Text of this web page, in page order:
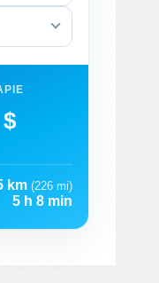
km (226 mi)
5 h 8 min